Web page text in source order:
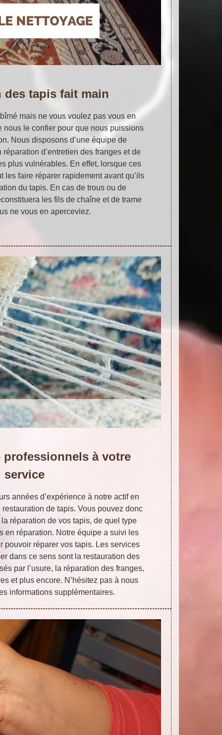
des tapis fait main
mais ne vous voulez pas vous en
nous le confier pour que nous puissions
Nous disposons d’une équipe de
d’entretien des franges et de
plus vulnérables. En effet, lorsque ces
les faire réparer rapidement avant qu’ils
du tapis. En cas de trous ou de
les fils de chaîne et de trame
ne vous en aperceviez.
professionnels à votre
service
années d’expérience à notre actif en
de tapis. Vous pouvez donc
réparation de vos tapis, de quel type
en réparation. Notre équipe a suivi les
pouvoir réparer vos tapis. Les services
dans ce sens sont la restauration des
par l’usure, la réparation des franges,
et plus encore. N’hésitez pas à nous
informations supplémentaires.